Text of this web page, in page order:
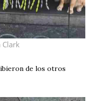
Clark
de los otros